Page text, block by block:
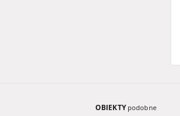
OBIEKTY podobne